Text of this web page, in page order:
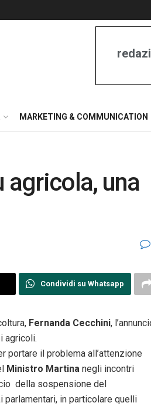
MARKETING & COMMUNICATION
agricola, una
Condividi su Whatsapp
Fernanda Cecchini,
agricoli.
portare il problema all’attenzione
Ministro Martina negli incontri
della sospensione del
in particolare quelli